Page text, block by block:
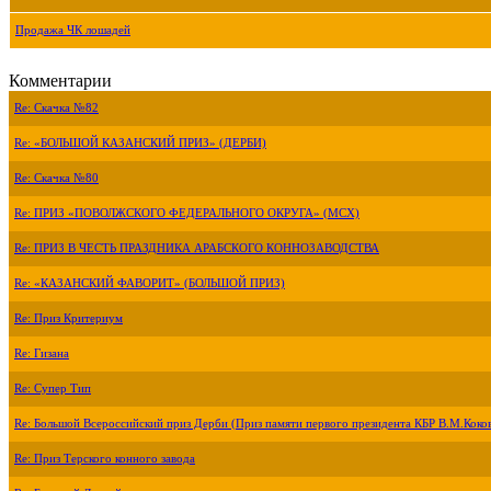
Продажа ЧК лошадей
Комментарии
Re: Скачка №82
Re: «БОЛЬШОЙ КАЗАНСКИЙ ПРИЗ» (ДЕРБИ)
Re: Скачка №80
Re: ПРИЗ «ПОВОЛЖСКОГО ФЕДЕРАЛЬНОГО ОКРУГА» (МСХ)
Re: ПРИЗ В ЧЕСТЬ ПРАЗДНИКА АРАБСКОГО КОННОЗАВОДСТВА
Re: «КАЗАНСКИЙ ФАВОРИТ» (БОЛЬШОЙ ПРИЗ)
Re: Приз Критериум
Re: Гизана
Re: Супер Тип
Re: Большой Всероссийский приз Дерби (Приз памяти первого президента КБР
Re: Приз Терского конного завода